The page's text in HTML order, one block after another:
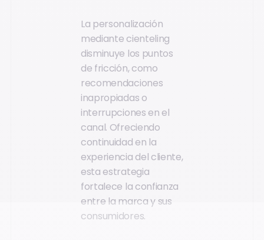
La personalización
mediante cienteling
disminuye los puntos
de fricción, como
recomendaciones
inapropiadas o
interrupciones en el
canal. Ofreciendo
continuidad en la
experiencia del cliente,
esta estrategia
fortalece la confianza
entre la marca y sus
consumidores.